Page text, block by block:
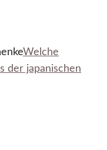
Welche
der japanischen